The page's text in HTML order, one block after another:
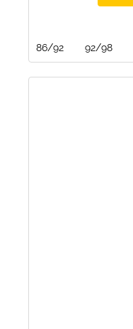
86/92 92/98